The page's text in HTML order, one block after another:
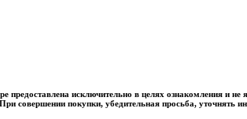
предоставлена исключительно в целях ознакомления и
совершении покупки, убедительная просьба, уточнять